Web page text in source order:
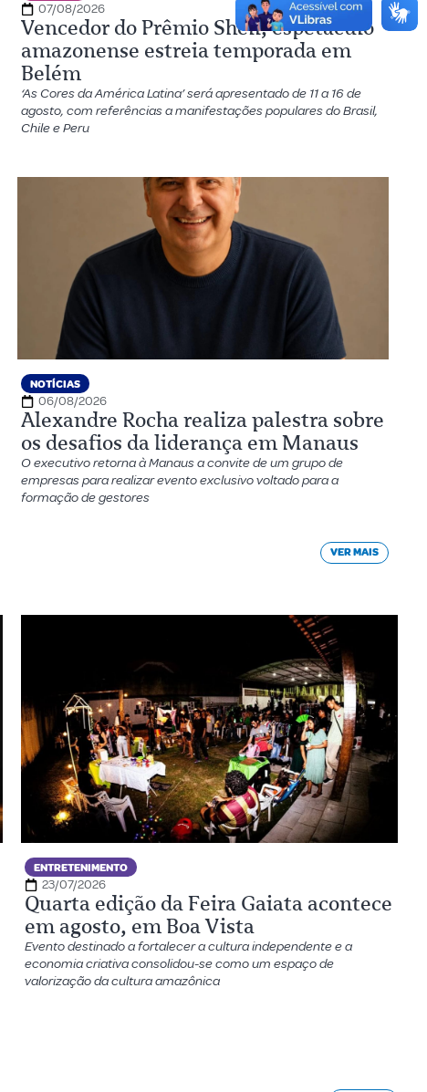
07/08/2026
Vencedor do Prêmio Shell, espetáculo
amazonense estreia temporada em
Belém
‘As Cores da América Latina’ será apresentado de 11 a 16 de
agosto, com referências a manifestações populares do Brasil,
Chile e Peru
NOTÍCIAS
06/08/2026
Alexandre Rocha realiza palestra sobre
os desafios da liderança em Manaus
O executivo retorna à Manaus a convite de um grupo de
empresas para realizar evento exclusivo voltado para a
formação de gestores
VER MAIS
ENTRETENIMENTO
23/07/2026
Quarta edição da Feira Gaiata acontece
em agosto, em Boa Vista
Evento destinado a fortalecer a cultura independente e a
economia criativa consolidou-se como um espaço de
valorização da cultura amazônica